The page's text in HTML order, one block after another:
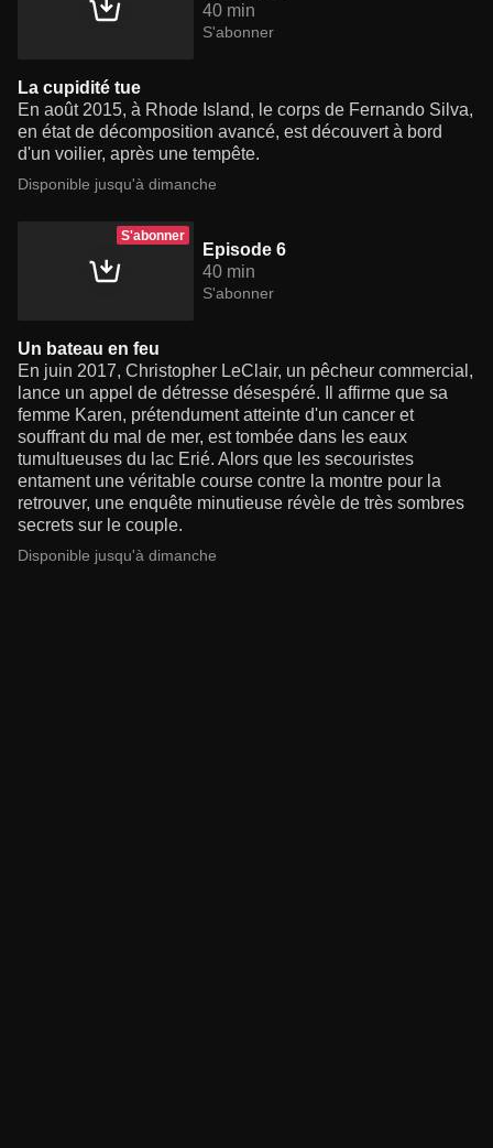
40 min
S'abonner
La cupidité tue
En août 2015, à Rhode Island, le corps de Fernando Silva,
en état de décomposition avancé, est découvert à bord
d'un voilier, après une tempête.
Disponible jusqu'à dimanche
S'abonner
Episode 6
40 min
S'abonner
Un bateau en feu
En juin 2017, Christopher LeClair, un pêcheur commercial,
lance un appel de détresse désespéré. Il affirme que sa
femme Karen, prétendument atteinte d'un cancer et
souffrant du mal de mer, est tombée dans les eaux
tumultueuses du lac Erié. Alors que les secouristes
entament une véritable course contre la montre pour la
retrouver, une enquête minutieuse révèle de très sombres
secrets sur le couple.
Disponible jusqu'à dimanche